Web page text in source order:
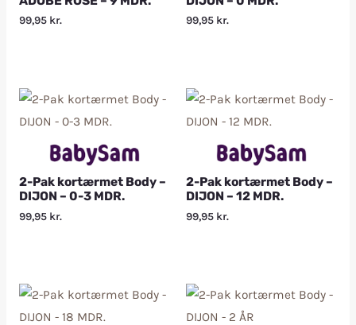
99,95 kr. 99,95 kr.
2-Pak kortærmet Body –
DIJON – 0-3 MDR.
99,95 kr.
2-Pak kortærmet Body –
DIJON – 12 MDR.
99,95 kr.